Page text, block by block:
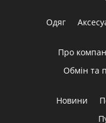
Одяг
Про
Обмін та
Новини